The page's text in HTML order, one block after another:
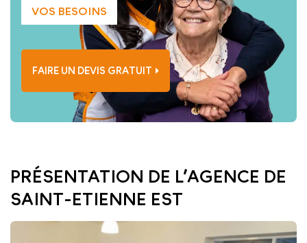
VOS BESOINS
FAIRE UN DEVIS GRATUIT
PRÉSENTATION DE L’AGENCE DE
SAINT-ETIENNE EST